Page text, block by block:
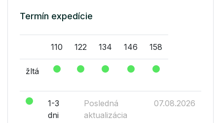
Termín expedície
110 122 134 146 158
žltá
1-3
dni
Posledná
aktualizácia
07.08.2026